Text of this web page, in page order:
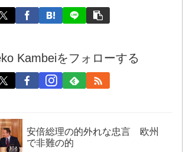
Kambeiをフォローする
安倍総理の的外れな忠言 欧州
で非難の的